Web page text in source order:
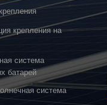
крепления на
система
батарей
система